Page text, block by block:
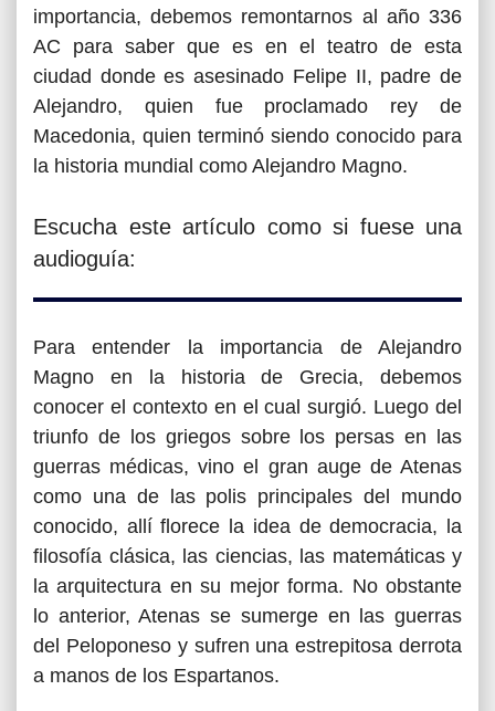
importancia, debemos remontarnos al año 336
AC para saber que es en el teatro de esta
ciudad donde es asesinado Felipe II, padre de
Alejandro, quien fue proclamado rey de
Macedonia, quien terminó siendo conocido para
la historia mundial como Alejandro Magno.
Escucha este artículo como si fuese una
audioguía:
Para entender la importancia de Alejandro
Magno en la historia de Grecia, debemos
conocer el contexto en el cual surgió. Luego del
triunfo de los griegos sobre los persas en las
guerras médicas, vino el gran auge de Atenas
como una de las polis principales del mundo
conocido, allí florece la idea de democracia, la
filosofía clásica, las ciencias, las matemáticas y
la arquitectura en su mejor forma. No obstante
lo anterior, Atenas se sumerge en las guerras
del Peloponeso y sufren una estrepitosa derrota
a manos de los Espartanos.